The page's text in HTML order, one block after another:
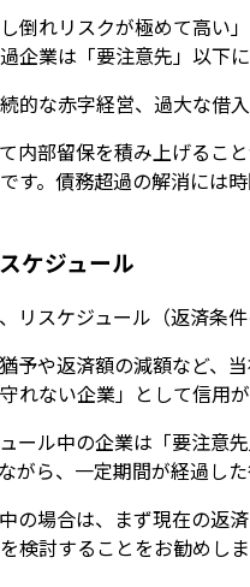
倒れリスクが極めて高い
企業は「要注意先」以下
的な赤字経営、過大な借
内部留保を積み上げるこ
す。債務超過の解消には
ケジュール
リスケジュール（返済条
予や返済額の減額など、
れない企業」として信用
ール中の企業は「要注意
がら、一定期間が経過し
の場合は、まず現在の返
検討することをお勧めし